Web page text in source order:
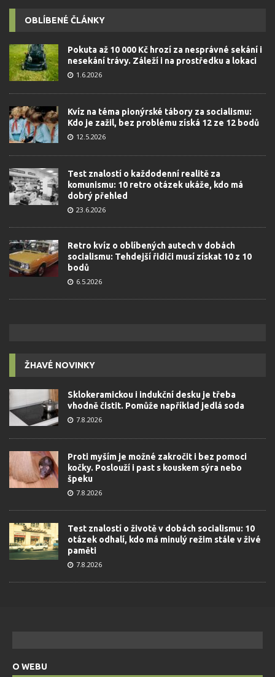
OBLÍBENÉ ČLÁNKY
Pokuta až 10 000 Kč hrozí za nesprávné sekání i
nesekání trávy. Záleží i na prostředku a lokaci
1.6.2026
Kvíz na téma pionýrské tábory za socialismu:
Kdo je zažil, bez problému získá 12 ze 12 bodů
12.5.2026
Test znalostí o každodenní realitě za
komunismu: 10 retro otázek ukáže, kdo má
dobrý přehled
23.6.2026
Retro kvíz o oblíbených autech v dobách
socialismu: Tehdejší řidiči musí získat 10 z 10
bodů
6.5.2026
ŽHAVÉ NOVINKY
Sklokeramickou i indukční desku je třeba
vhodně čistit. Pomůže například jedlá soda
7.8.2026
Proti myším je možné zakročit i bez pomoci
kočky. Poslouží i past s kouskem sýra nebo
špeku
7.8.2026
Test znalostí o životě v dobách socialismu: 10
otázek odhalí, kdo má minulý režim stále v živé
paměti
7.8.2026
O WEBU